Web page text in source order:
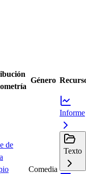
Género
de
Comedia
Informe
Texto